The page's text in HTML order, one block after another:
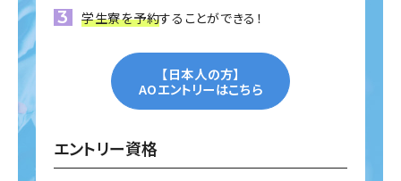
学生寮を予約することができる！
【日本人の方】
AOエントリーはこちら
エントリー資格